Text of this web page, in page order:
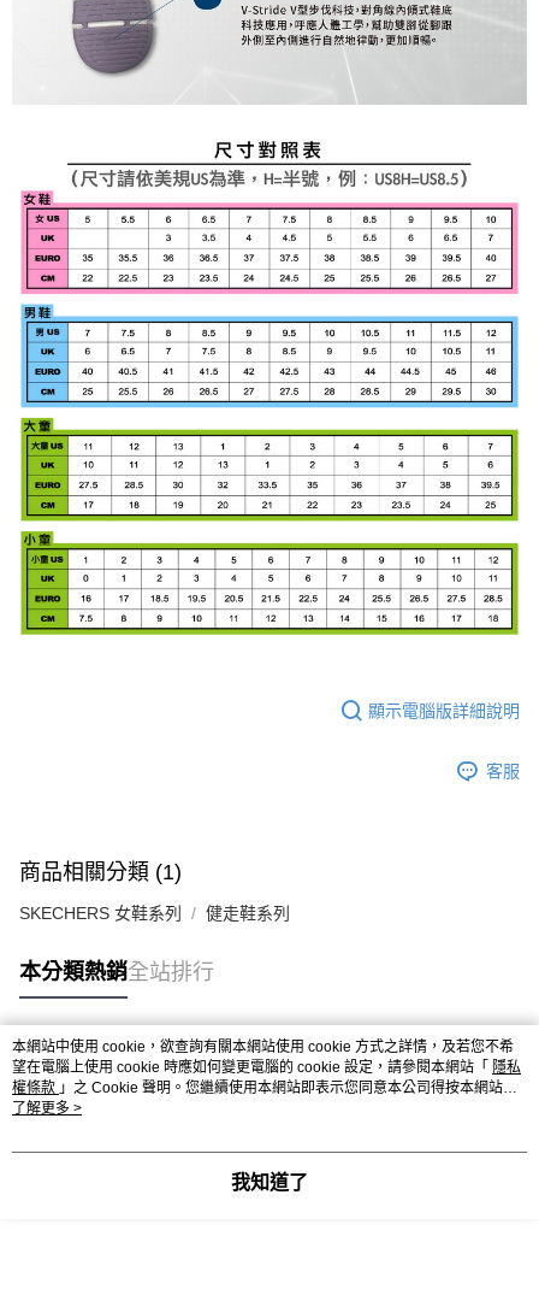
顯示電腦版詳細說明
客服
商品相關分類 (1)
SKECHERS 女鞋系列 健走鞋系列
本分類熱銷全站排行
熱門標籤
本網站中使用 cookie，欲查詢有關本網站使用 cookie 方式之詳情，及若您不希
望在電腦上使用 cookie 時應如何變更電腦的 cookie 設定，請參閱本網站「 隱私
權條款 」之 Cookie 聲明。您繼續使用本網站即表示您同意本公司得按本網站使
用條款之 Cookie 聲明使用 cookie。
了解更多 >
我知道了